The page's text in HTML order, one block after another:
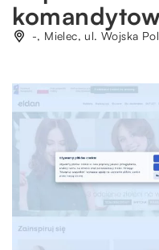
-, Mielec, ul. Wojska